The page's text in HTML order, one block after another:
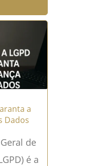
→
a
Dados
de
é a